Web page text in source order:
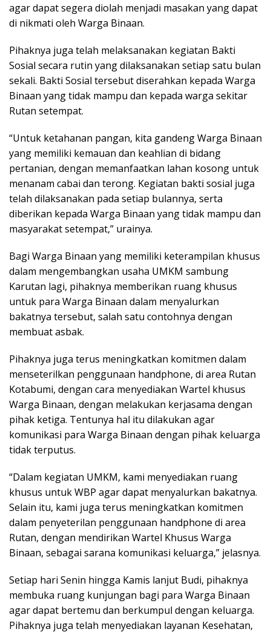
agar dapat segera diolah menjadi masakan yang dapat
di nikmati oleh Warga Binaan.
Pihaknya juga telah melaksanakan kegiatan Bakti
Sosial secara rutin yang dilaksanakan setiap satu bulan
sekali. Bakti Sosial tersebut diserahkan kepada Warga
Binaan yang tidak mampu dan kepada warga sekitar
Rutan setempat.
“Untuk ketahanan pangan, kita gandeng Warga Binaan
yang memiliki kemauan dan keahlian di bidang
pertanian, dengan memanfaatkan lahan kosong untuk
menanam cabai dan terong. Kegiatan bakti sosial juga
telah dilaksanakan pada setiap bulannya, serta
diberikan kepada Warga Binaan yang tidak mampu dan
masyarakat setempat,” urainya.
Bagi Warga Binaan yang memiliki keterampilan khusus
dalam mengembangkan usaha UMKM sambung
Karutan lagi, pihaknya memberikan ruang khusus
untuk para Warga Binaan dalam menyalurkan
bakatnya tersebut, salah satu contohnya dengan
membuat asbak.
Pihaknya juga terus meningkatkan komitmen dalam
menseterilkan penggunaan handphone, di area Rutan
Kotabumi, dengan cara menyediakan Wartel khusus
Warga Binaan, dengan melakukan kerjasama dengan
pihak ketiga. Tentunya hal itu dilakukan agar
komunikasi para Warga Binaan dengan pihak keluarga
tidak terputus.
“Dalam kegiatan UMKM, kami menyediakan ruang
khusus untuk WBP agar dapat menyalurkan bakatnya.
Selain itu, kami juga terus meningkatkan komitmen
dalam penyeterilan penggunaan handphone di area
Rutan, dengan mendirikan Wartel Khusus Warga
Binaan, sebagai sarana komunikasi keluarga,” jelasnya.
Setiap hari Senin hingga Kamis lanjut Budi, pihaknya
membuka ruang kunjungan bagi para Warga Binaan
agar dapat bertemu dan berkumpul dengan keluarga.
Pihaknya juga telah menyediakan layanan Kesehatan,